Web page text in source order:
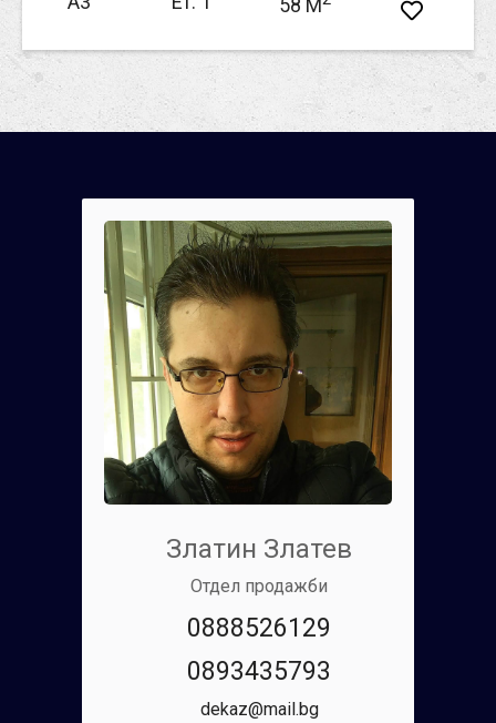
58 M
Златин Златев
Отдел продажби
0888526129
0893435793
dekaz@mail.bg